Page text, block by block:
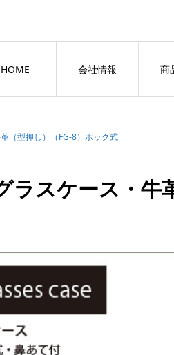
HOME 会社情報 商
（型押し）（FG-8）ホック式
ラスケース・牛